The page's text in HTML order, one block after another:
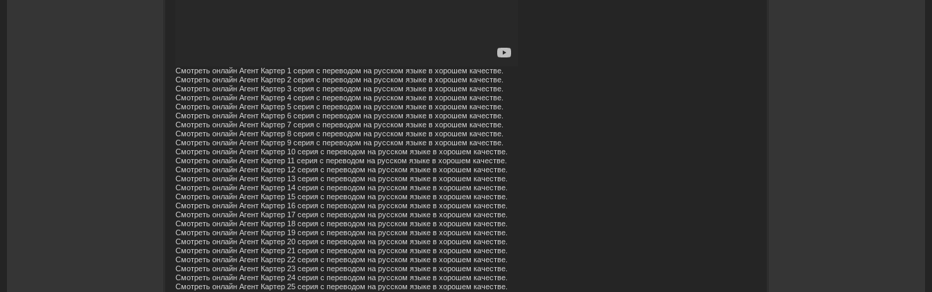
Смотреть онлайн Агент Картер 1 серия с переводом на русском языке в хорошем качестве.
Смотреть онлайн Агент Картер 2 серия с переводом на русском языке в хорошем качестве.
Смотреть онлайн Агент Картер 3 серия с переводом на русском языке в хорошем качестве.
Смотреть онлайн Агент Картер 4 серия с переводом на русском языке в хорошем качестве.
Смотреть онлайн Агент Картер 5 серия с переводом на русском языке в хорошем качестве.
Смотреть онлайн Агент Картер 6 серия с переводом на русском языке в хорошем качестве.
Смотреть онлайн Агент Картер 7 серия с переводом на русском языке в хорошем качестве.
Смотреть онлайн Агент Картер 8 серия с переводом на русском языке в хорошем качестве.
Смотреть онлайн Агент Картер 9 серия с переводом на русском языке в хорошем качестве.
Смотреть онлайн Агент Картер 10 серия с переводом на русском языке в хорошем качестве.
Смотреть онлайн Агент Картер 11 серия с переводом на русском языке в хорошем качестве.
Смотреть онлайн Агент Картер 12 серия с переводом на русском языке в хорошем качестве.
Смотреть онлайн Агент Картер 13 серия с переводом на русском языке в хорошем качестве.
Смотреть онлайн Агент Картер 14 серия с переводом на русском языке в хорошем качестве.
Смотреть онлайн Агент Картер 15 серия с переводом на русском языке в хорошем качестве.
Смотреть онлайн Агент Картер 16 серия с переводом на русском языке в хорошем качестве.
Смотреть онлайн Агент Картер 17 серия с переводом на русском языке в хорошем качестве.
Смотреть онлайн Агент Картер 18 серия с переводом на русском языке в хорошем качестве.
Смотреть онлайн Агент Картер 19 серия с переводом на русском языке в хорошем качестве.
Смотреть онлайн Агент Картер 20 серия с переводом на русском языке в хорошем качестве.
Смотреть онлайн Агент Картер 21 серия с переводом на русском языке в хорошем качестве.
Смотреть онлайн Агент Картер 22 серия с переводом на русском языке в хорошем качестве.
Смотреть онлайн Агент Картер 23 серия с переводом на русском языке в хорошем качестве.
Смотреть онлайн Агент Картер 24 серия с переводом на русском языке в хорошем качестве.
Смотреть онлайн Агент Картер 25 серия с переводом на русском языке в хорошем качестве.